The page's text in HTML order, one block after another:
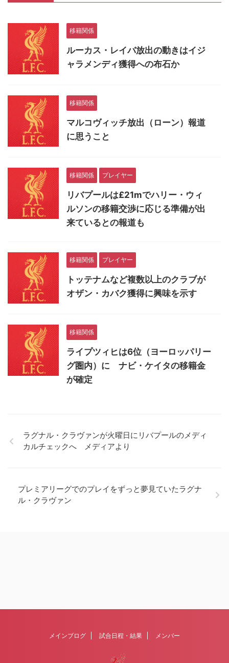
移籍関係
ルーカス・レイバ放出の動きはイジ
ャラメンディ獲得への布石か
移籍関係
マルコヴィッチ放出（ローン）報道
に思うこと
移籍関係 プレイヤー
リバプールは£21mでハリー・ウィ
ルソンの移籍交渉に応じる準備が出
来ているとの報道も
移籍関係 プレイヤー
トッテナムなど複数以上のクラブが
オザン・カバク獲得に興味を示す
移籍関係
ライプツィヒは6位（ヨーロッパリー
グ圏内）に ナビ・ケイタの移籍金
が確定
ラグナル・クラヴァンが火曜日にリバプールのメディ
カルチェックへ メディアより
プレミアリーグでのプレイをずっと夢見ていたラグナ
ル・クラヴァン
メインブログ 試合日程・結果 メンバー